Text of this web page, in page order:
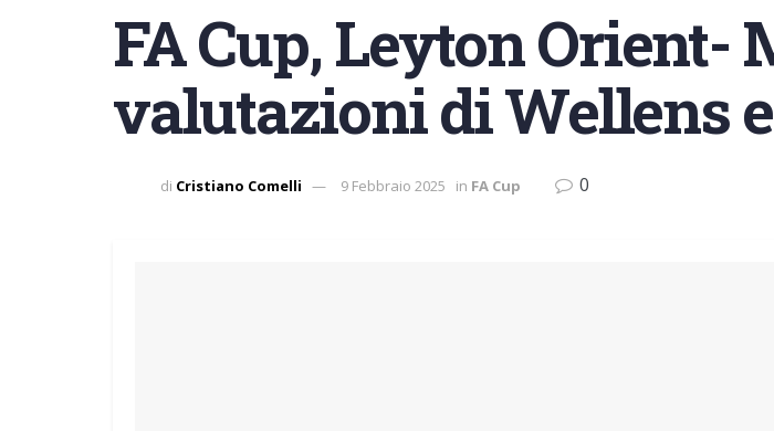
FA Cup, Leyton Orient-
valutazioni di Wellens
di Cristiano Comelli 9 Febbraio 2025 in FA Cup 0